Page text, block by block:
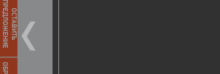
ОСТАВИТЬ
ПРЕДЛОЖЕНИЕ